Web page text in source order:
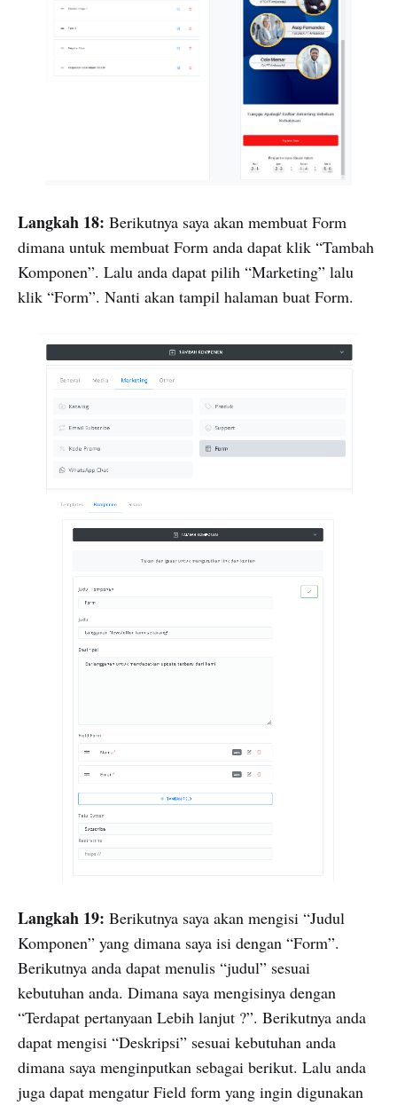
Langkah 18: Berikutnya saya akan membuat Form
dimana untuk membuat Form anda dapat klik “Tambah
Komponen”. Lalu anda dapat pilih “Marketing” lalu
klik “Form”. Nanti akan tampil halaman buat Form.
Langkah 19: Berikutnya saya akan mengisi “Judul
Komponen” yang dimana saya isi dengan “Form”.
Berikutnya anda dapat menulis “judul” sesuai
kebutuhan anda. Dimana saya mengisinya dengan
“Terdapat pertanyaan Lebih lanjut ?”. Berikutnya anda
dapat mengisi “Deskripsi” sesuai kebutuhan anda
dimana saya menginputkan sebagai berikut. Lalu anda
juga dapat mengatur Field form yang ingin digunakan